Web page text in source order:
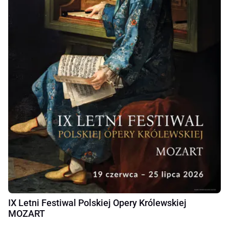
IX Letni Festiwal Polskiej Opery Królewskiej
MOZART